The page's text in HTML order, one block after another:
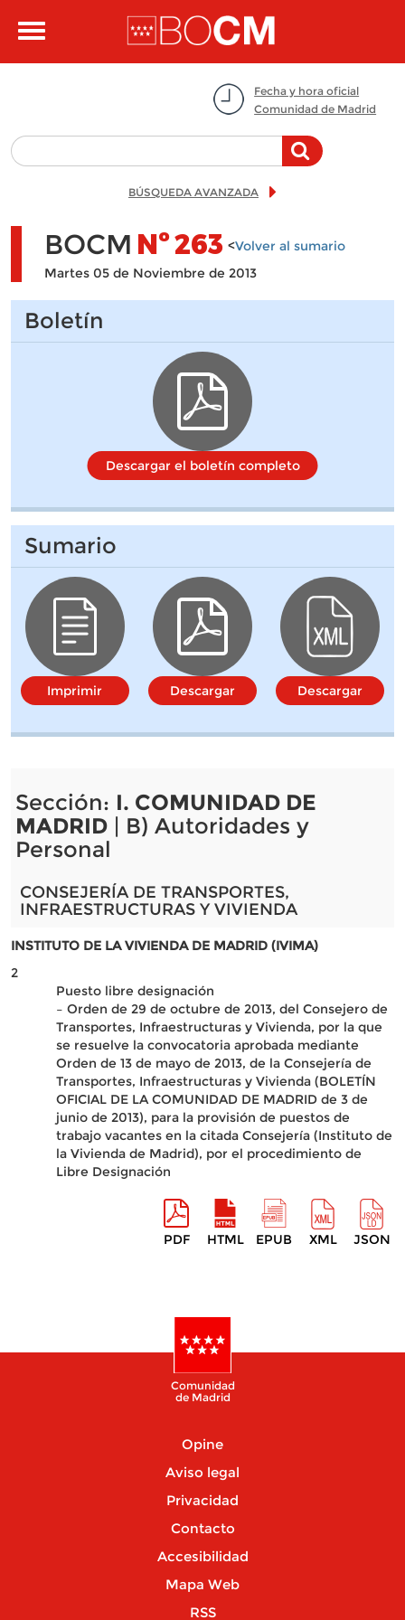
Toggle
Fecha y hora oficial
Comunidad de Madrid
BÚSQUEDA AVANZADA
BOCM Nº263 <Volver al sumario
Martes 05 de Noviembre de 2013
Boletín
Descargar el boletín completo
Sumario
Imprimir Descargar Descargar
Sección: I. COMUNIDAD DE
MADRID| B) Autoridades y
Personal
CONSEJERÍA DE TRANSPORTES,
INFRAESTRUCTURAS Y VIVIENDA
INSTITUTO DE LA VIVIENDA DE MADRID (IVIMA)
2
Puesto libre designación
– Orden de 29 de octubre de 2013, del Consejero de
Transportes, Infraestructuras y Vivienda, por la que
se resuelve la convocatoria aprobada mediante
Orden de 13 de mayo de 2013, de la Consejería de
Transportes, Infraestructuras y Vivienda (BOLETÍN
OFICIAL DE LA COMUNIDAD DE MADRID de 3 de
junio de 2013), para la provisión de puestos de
trabajo vacantes en la citada Consejería (Instituto de
la Vivienda de Madrid), por el procedimiento de
Libre Designación
PDF HTML EPUB XML JSON
Comunidad
de Madrid
Opine
Aviso legal
Privacidad
Contacto
Accesibilidad
Mapa Web
RSS